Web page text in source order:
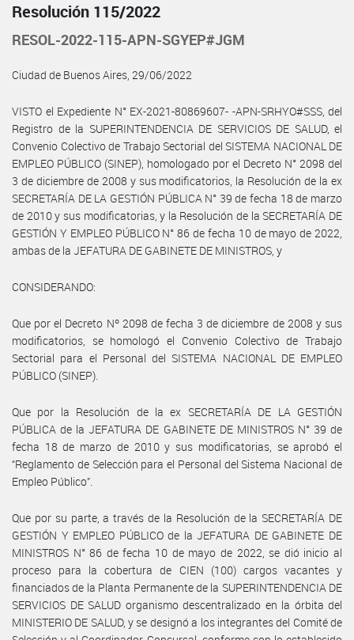
Resolución 115/2022
RESOL-2022-115-APN-SGYEP#JGM
Ciudad de Buenos Aires, 29/06/2022
VISTO el Expediente N° EX-2021-80869607- -APN-SRHYO#SSS, del
Registro de la SUPERINTENDENCIA DE SERVICIOS DE SALUD, el
Convenio Colectivo de Trabajo Sectorial del SISTEMA NACIONAL DE
EMPLEO PÚBLICO (SINEP), homologado por el Decreto N° 2098 del
3 de diciembre de 2008 y sus modificatorios, la Resolución de la ex
SECRETARÍA DE LA GESTIÓN PÚBLICA N° 39 de fecha 18 de marzo
de 2010 y sus modificatorias, y la Resolución de la SECRETARÍA DE
GESTIÓN Y EMPLEO PÚBLICO N° 86 de fecha 10 de mayo de 2022,
ambas de la JEFATURA DE GABINETE DE MINISTROS, y
CONSIDERANDO:
Que por el Decreto Nº 2098 de fecha 3 de diciembre de 2008 y sus
modificatorios, se homologó el Convenio Colectivo de Trabajo
Sectorial para el Personal del SISTEMA NACIONAL DE EMPLEO
PÚBLICO (SINEP).
Que por la Resolución de la ex SECRETARÍA DE LA GESTIÓN
PÚBLICA de la JEFATURA DE GABINETE DE MINISTROS N° 39 de
fecha 18 de marzo de 2010 y sus modificatorias, se aprobó el
“Reglamento de Selección para el Personal del Sistema Nacional de
Empleo Público”.
Que por su parte, a través de la Resolución de la SECRETARÍA DE
GESTIÓN Y EMPLEO PÚBLICO de la JEFATURA DE GABINETE DE
MINISTROS N° 86 de fecha 10 de mayo de 2022, se dió inicio al
proceso para la cobertura de CIEN (100) cargos vacantes y
financiados de la Planta Permanente de la SUPERINTENDENCIA DE
SERVICIOS DE SALUD organismo descentralizado en la órbita del
MINISTERIO DE SALUD, y se designó a los integrantes del Comité de